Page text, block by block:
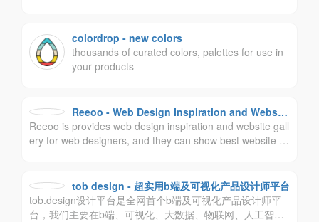
colordrop - new colors
thousands of curated colors, palettes for use in
your products
Reeoo - Web Design Inspiration and Website
Gallery
Reeoo is provides web design inspiration and website gall
ery for web designers, and they can show best website d
设计案例。tob design - 超实用b端及可视化产品设计师平台
tob.design设计平台是全网首个b端及可视化产品设计师平
台，我们主要在b端、可视化、大数据、物联网、人工智能